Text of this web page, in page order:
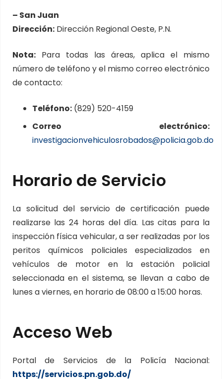
– San Juan
Dirección: Dirección Regional Oeste, P.N.
Nota: Para todas las áreas, aplica el mismo
número de teléfono y el mismo correo electrónico
de contacto:
Teléfono: (829) 520-4159
Correo electrónico:
investigacionvehiculosrobados@policia.gob.do
Horario de Servicio
La solicitud del servicio de certificación puede
realizarse las 24 horas del día. Las citas para la
inspección física vehicular, a ser realizadas por los
peritos químicos policiales especializados en
vehículos de motor en la estación policial
seleccionada en el sistema, se llevan a cabo de
lunes a viernes, en horario de 08:00 a 15:00 horas.
Acceso Web
Portal de Servicios de la Policía Nacional:
https://servicios.pn.gob.do/